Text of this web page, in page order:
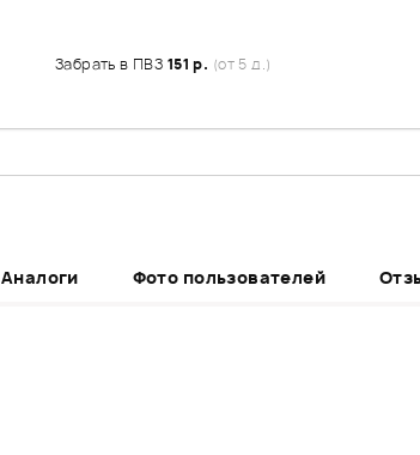
Забрать в ПВЗ 151 р. (от 5 д.)
Аналоги Фото пользователей